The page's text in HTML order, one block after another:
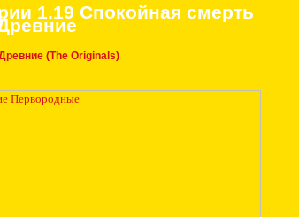
1.19 Спокойная смерть
(The Originals)